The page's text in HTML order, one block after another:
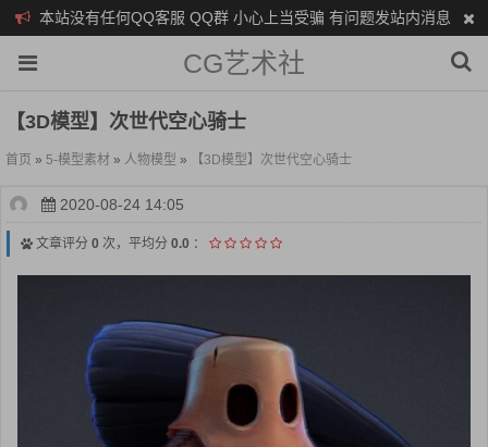
本站没有任何QQ客服 QQ群 小心上当受骗 有问题发站内消息
CG艺术社
【3D模型】次世代空心骑士
首页 » 5-模型素材 » 人物模型 » 【3D模型】次世代空心骑士
2020-08-24 14:05
文章评分 0 次，平均分 0.0 ：